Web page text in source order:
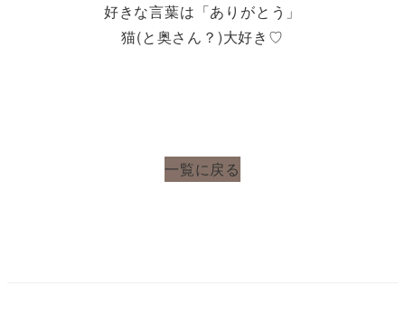
好きな言葉は「ありがとう」
猫(と奥さん？)大好き♡
一覧に戻る